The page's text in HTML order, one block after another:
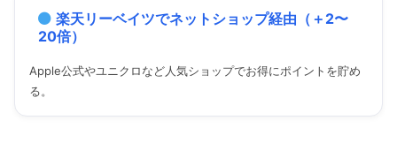
楽天リーベイツでネットショップ経由（＋2〜
20倍）
Apple公式やユニクロなど人気ショップでお得にポイントを貯め
る。